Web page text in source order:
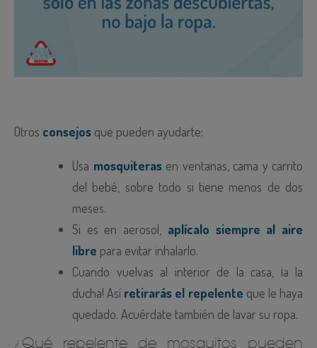
Otros consejos que pueden ayudarte:
Usa mosquiteras en ventanas, cama y carrito
del bebé, sobre todo si tiene menos de dos
meses.
Si es en aerosol,
aplícalo siempre al aire
libre para evitar inhalarlo.
Cuando vuelvas al interior de la casa, ¡a la
ducha! Así retirarás el repelente que le haya
quedado. Acuérdate también de lavar su ropa.
⁣¿Qué repelente de mosquitos pueden